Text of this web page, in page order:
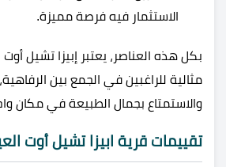
الاستثمار فيه فرصة مميزة.
بكل هذه العناصر، يعتبر إبيزا تشيل
مثالية للراغبين في الجمع بين الرفاهية،
والاستمتاع بجمال الطبيعة في مكان
تقييمات قرية ابيزا تشيل أوت